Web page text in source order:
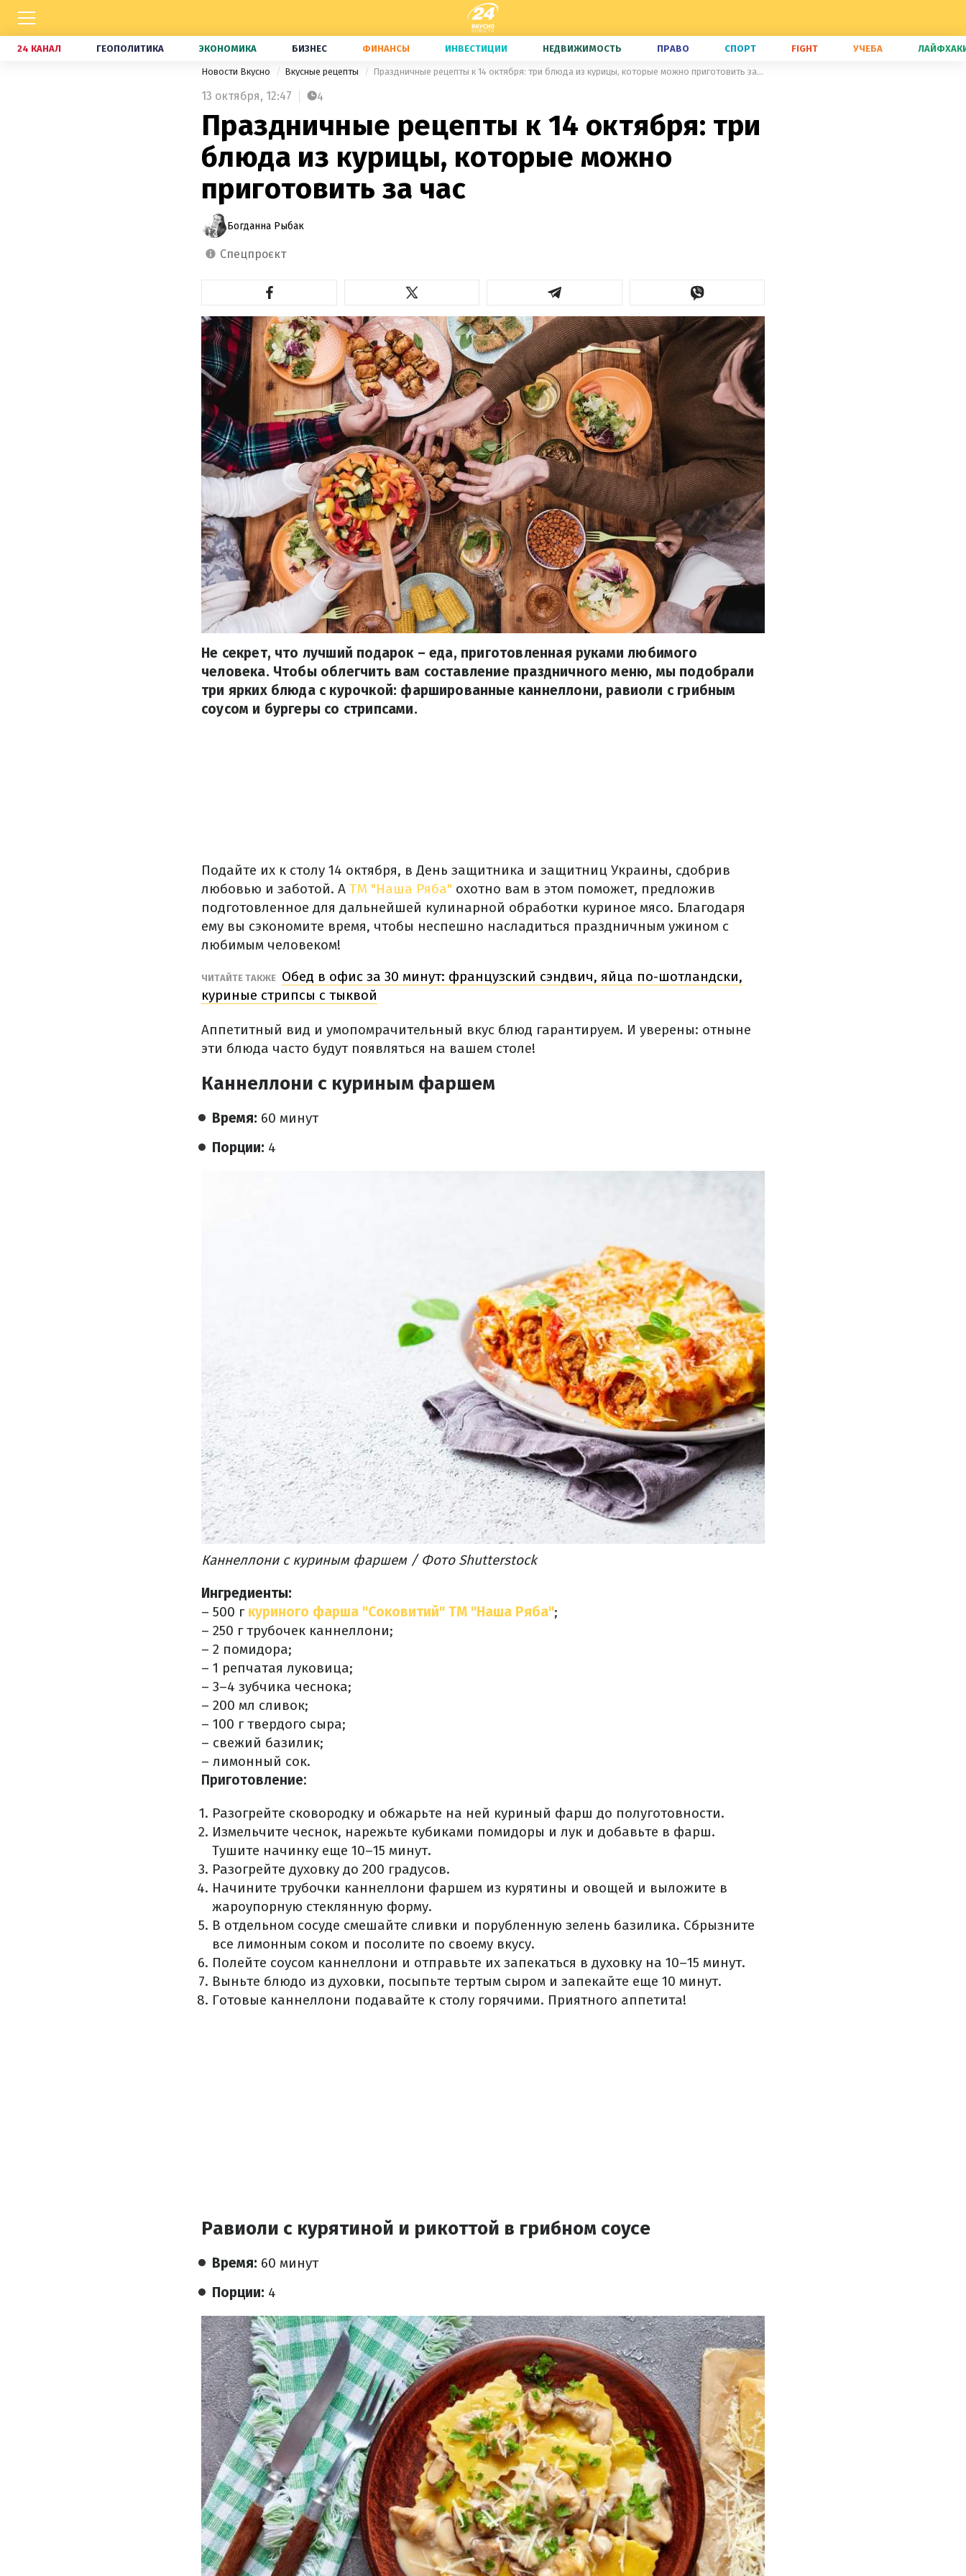
24 КАНАЛ ГЕОПОЛИТИКА ЭКОНОМИКА БИЗНЕС ФИНАНСЫ ИНВЕСТИЦИИ НЕДВИЖИМОСТЬ ПРАВО СПОРТ FIGHT УЧЕБА
Новости Вкусно Вкусные рецепты Праздничные рецепты к 14 октября: три блюда из курицы, которые можно приготовить за час
13 октября, 12:47 4
Праздничные рецепты к 14 октября: три
блюда из курицы, которые можно
приготовить за час
Богданна Рыбак
спецпроєкт
Не секрет, что лучший подарок – еда, приготовленная руками любимого
человека. Чтобы облегчить вам составление праздничного меню, мы подобрали
три ярких блюда с курочкой: фаршированные каннеллони, равиоли с грибным
соусом и бургеры со стрипсами.
Подайте их к столу 14 октября, в День защитника и защитниц Украины, сдобрив
любовью и заботой. А ТМ "Наша Ряба" охотно вам в этом поможет, предложив
подготовленное для дальнейшей кулинарной обработки куриное мясо. Благодаря
ему вы сэкономите время, чтобы неспешно насладиться праздничным ужином с
любимым человеком!
ЧИТАЙТЕ ТАКЖЕ Обед в офис за 30 минут: французский сэндвич, яйца по-шотландски,
куриные стрипсы с тыквой
Аппетитный вид и умопомрачительный вкус блюд гарантируем. И уверены: отныне
эти блюда часто будут появляться на вашем столе!
Каннеллони с куриным фаршем
Время: 60 минут
Порции: 4
Каннеллони с куриным фаршем / Фото Shutterstock
Ингредиенты:
– 500 г куриного фарша "Соковитий" ТМ "Наша Ряба";
– 250 г трубочек каннеллони;
– 2 помидора;
– 1 репчатая луковица;
– 3–4 зубчика чеснока;
– 200 мл сливок;
– 100 г твердого сыра;
– свежий базилик;
– лимонный сок.
Приготовление:
Разогрейте сковородку и обжарьте на ней куриный фарш до полуготовности.
Измельчите чеснок, нарежьте кубиками помидоры и лук и добавьте в фарш.
Тушите начинку еще 10–15 минут.
Разогрейте духовку до 200 градусов.
Начините трубочки каннеллони фаршем из курятины и овощей и выложите в
жароупорную стеклянную форму.
В отдельном сосуде смешайте сливки и порубленную зелень базилика. Сбрызните
все лимонным соком и посолите по своему вкусу.
Полейте соусом каннеллони и отправьте их запекаться в духовку на 10–15 минут.
Выньте блюдо из духовки, посыпьте тертым сыром и запекайте еще 10 минут.
Готовые каннеллони подавайте к столу горячими. Приятного аппетита!
Равиоли с курятиной и рикоттой в грибном соусе
Время: 60 минут
Порции: 4